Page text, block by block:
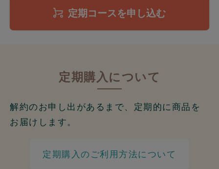
定期コースを申し込む
定期購入について
解約のお申し出があるまで、定期的に商品を
お届けします。
定期購入のご利用方法について